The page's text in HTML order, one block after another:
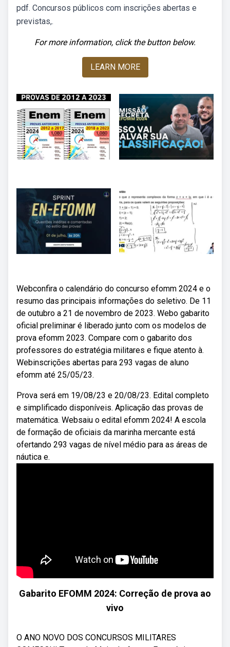
pdf. Concursos públicos com inscrições abertas e
previstas,.
For more information, click the button below.
LEARN MORE
Webconfira o calendário do concurso efomm 2024 e o
resumo das principais informações do seletivo. De 11
de outubro a 21 de novembro de 2023. Webo gabarito
oficial preliminar é liberado junto com os modelos de
prova efomm 2023. Compare com o gabarito dos
professores do estratégia militares e fique atento à.
Webinscrições abertas para 293 vagas de aluno
efomm até 25/05/23.
Prova será em 19/08/23 e 20/08/23. Edital completo
e simplificado disponíveis. Aplicação das provas de
matemática. Websaiu o edital efomm 2024! A escola
de formação de oficiais da marinha mercante está
ofertando 293 vagas de nível médio para as áreas de
náutica e.
Gabarito EFOMM 2024: Correção de prova ao
vivo
O ANO NOVO DOS CONCURSOS MILITARES